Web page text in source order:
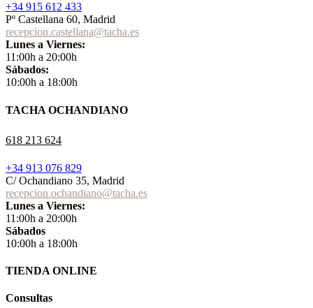
+34 915 612 433
Pº Castellana 60, Madrid
recepcion.castellana@tacha.es
Lunes a Viernes:
11:00h a 20:00h
Sábados:
10:00h a 18:00h
TACHA OCHANDIANO
618 213 624
+34 913 076 829
C/ Ochandiano 35, Madrid
recepcion.ochandiano@tacha.es
Lunes a Viernes:
11:00h a 20:00h
Sábados
10:00h a 18:00h
TIENDA ONLINE
Consultas